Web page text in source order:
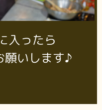
入ったら
願いします♪